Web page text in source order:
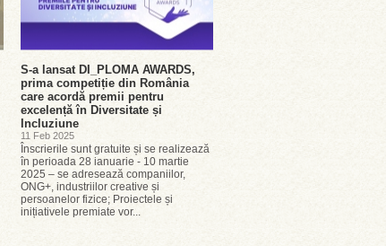
S-a lansat DI_PLOMA AWARDS,
prima competiție din România
care acordă premii pentru
excelență în Diversitate și
Incluziune
11 Feb 2025
Înscrierile sunt gratuite și se realizează
în perioada 28 ianuarie - 10 martie
2025 – se adresează companiilor,
ONG+, industriilor creative și
persoanelor fizice; Proiectele și
inițiativele premiate vor...